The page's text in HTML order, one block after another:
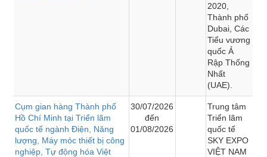
2020,
Thành phố
Dubai, Các
Tiểu vương
quốc Ả
Rập Thống
Nhất
(UAE).
Cụm gian hàng Thành phố
Hồ Chí Minh tại Triển lãm
quốc tế ngành Điện, Năng
lượng, Máy móc thiết bị công
nghiệp, Tự động hóa Việt
30/07/2026
đến
01/08/2026
Trung tâm
Triển lãm
quốc tế
SKY EXPO
VIỆT NAM